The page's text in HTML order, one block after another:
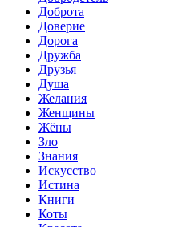
Доброта
Доверие
Дорога
Дружба
Друзья
Душа
Желания
Женщины
Жёны
Зло
Знания
Искусство
Истина
Книги
Коты